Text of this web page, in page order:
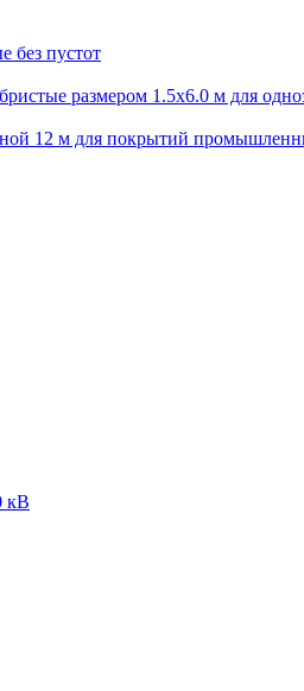
без пустот
размером 1.5х6.0 м для
12 м для покрытий
кВ